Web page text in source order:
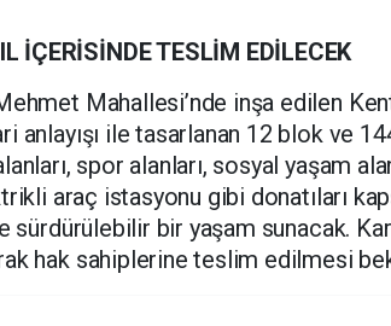
İÇERİSİNDE TESLİM EDİLECEK
Mahallesi’nde inşa edilen
anlayışı ile tasarlanan 12 blok ve
spor alanları, sosyal yaşam
araç istasyonu gibi donatıları
bir yaşam sunacak.
hak sahiplerine teslim edilmesi